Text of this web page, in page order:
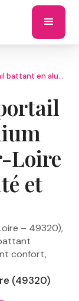
Installation d’un portail battant en aluminium aux Garennes-sur-Loire – Élégance, sécurité et confort
Loire
et
– 49320),
confort,
(49320)